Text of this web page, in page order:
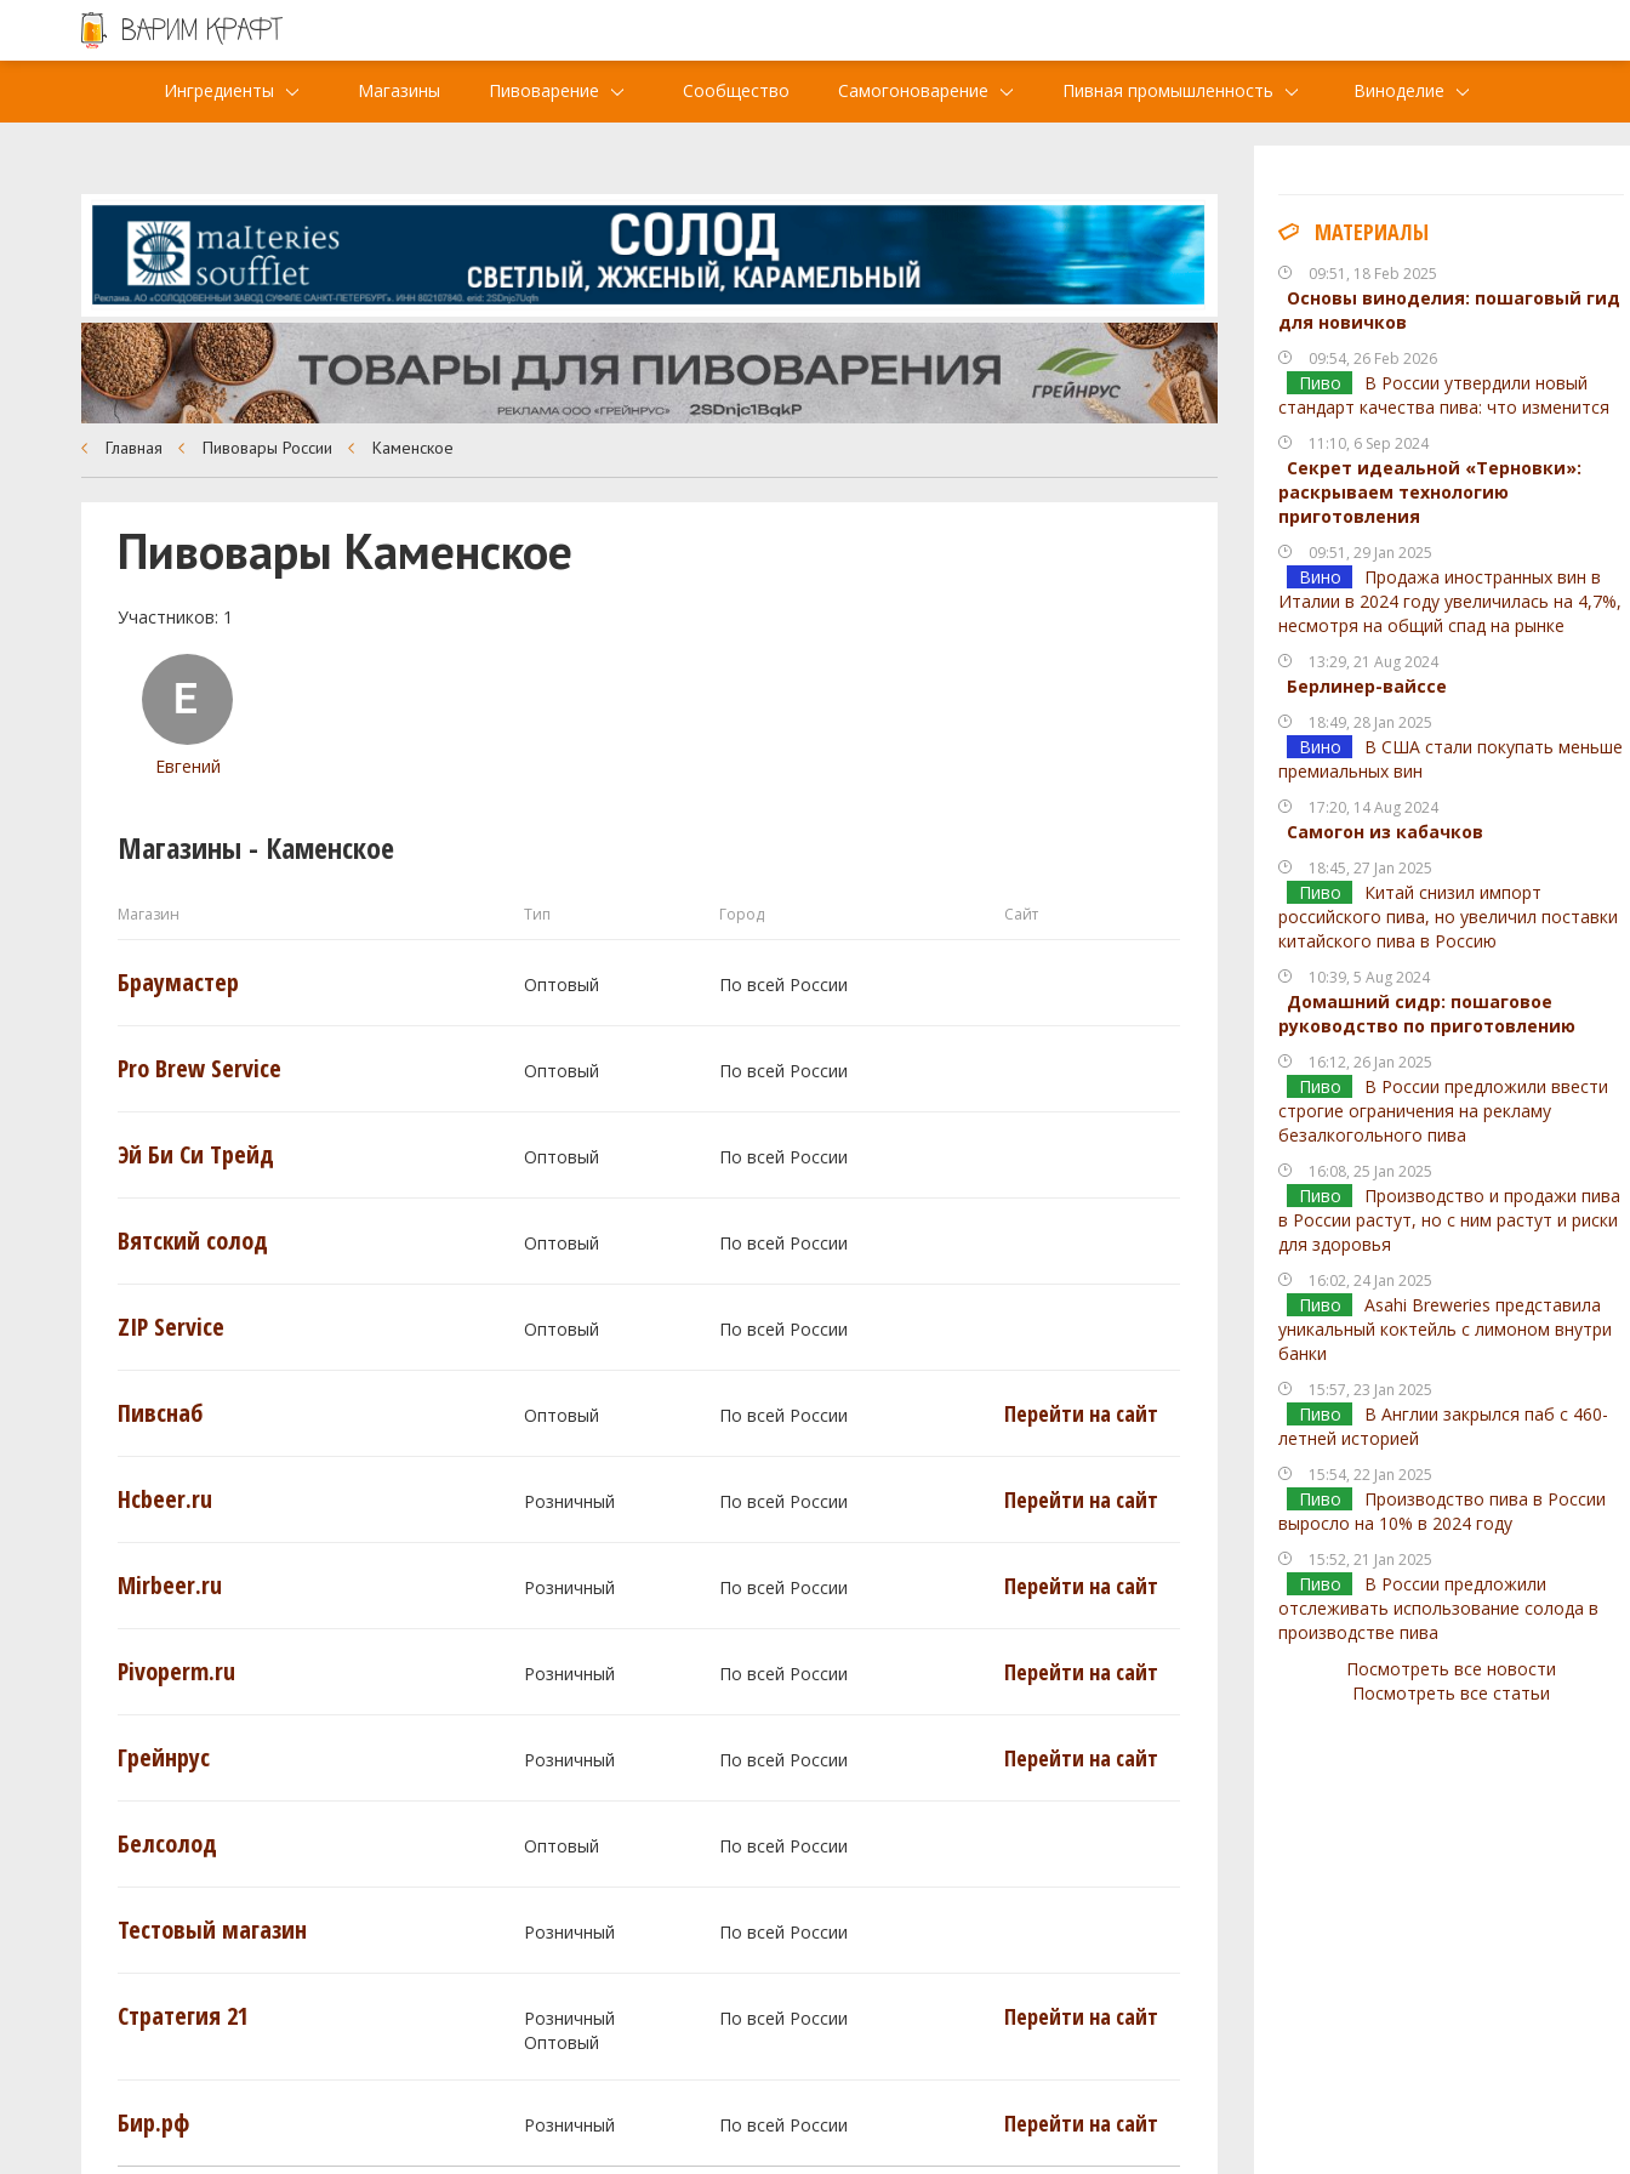
Ингредиенты Магазины Пивоварение Сообщество Самогоноварение Пивная промышленность Виноделие
МАТЕРИАЛЫ
09:51, 18 Feb 2025
Основы виноделия: пошаговый гид
для новичков
09:54, 26 Feb 2026
Пиво
В России утвердили новый
стандарт качества пива: что изменится
11:10, 6 Sep 2024
Секрет идеальной «Терновки»:
раскрываем технологию
приготовления
09:51, 29 Jan 2025
Вино
Продажа иностранных вин в
Италии в 2024 году увеличилась на 4,7%,
несмотря на общий спад на рынке
13:29, 21 Aug 2024
Берлинер-вайссе
18:49, 28 Jan 2025
Вино
В США стали покупать меньше
премиальных вин
17:20, 14 Aug 2024
Самогон из кабачков
18:45, 27 Jan 2025
Пиво
Китай снизил импорт
российского пива, но увеличил поставки
китайского пива в Россию
10:39, 5 Aug 2024
Домашний сидр: пошаговое
руководство по приготовлению
16:12, 26 Jan 2025
Пиво
В России предложили ввести
строгие ограничения на рекламу
безалкогольного пива
16:08, 25 Jan 2025
Пиво
Производство и продажи пива
в России растут, но с ним растут и риски
для здоровья
16:02, 24 Jan 2025
Пиво
Asahi Breweries представила
уникальный коктейль с лимоном внутри
банки
15:57, 23 Jan 2025
Пиво
В Англии закрылся паб с 460-
летней историей
15:54, 22 Jan 2025
Пиво
Производство пива в России
выросло на 10% в 2024 году
15:52, 21 Jan 2025
Пиво
В России предложили
отслеживать использование солода в
производстве пива
Посмотреть все новости
Посмотреть все статьи
Главная Пивовары России Каменское
Пивовары Каменское
Участников: 1
Евгений
Магазины - Каменское
Магазин Тип Город Сайт
Браумастер Оптовый По всей России
Pro Brew Service Оптовый По всей России
Эй Би Си Трейд Оптовый По всей России
Вятский солод Оптовый По всей России
ZIP Service Оптовый По всей России
Пивснаб Оптовый По всей России Перейти на сайт
Hcbeer.ru Розничный По всей России Перейти на сайт
Mirbeer.ru Розничный По всей России Перейти на сайт
Pivoperm.ru Розничный По всей России Перейти на сайт
Грейнрус Розничный По всей России Перейти на сайт
Белсолод Оптовый По всей России
Тестовый магазин Розничный По всей России
Стратегия 21
Розничный
Оптовый
По всей России Перейти на сайт
Бир.рф Розничный По всей России Перейти на сайт